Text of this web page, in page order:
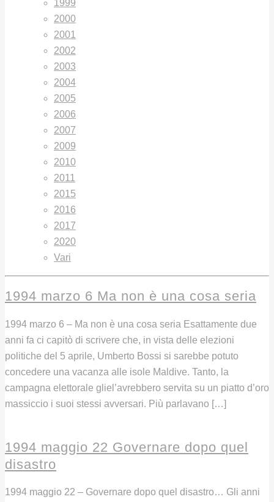
1999
2000
2001
2002
2003
2004
2005
2006
2007
2009
2010
2011
2015
2016
2017
2020
Vari
1994 marzo 6 Ma non è una cosa seria
1994 marzo 6 – Ma non è una cosa seria Esattamente due
anni fa ci capitò di scrivere che, in vista delle elezioni
politiche del 5 aprile, Umberto Bossi si sarebbe potuto
concedere una vacanza alle isole Maldive. Tanto, la
campagna elettorale gliel’avrebbero servita su un piatto d’oro
massiccio i suoi stessi avversari. Più parlavano […]
1994 maggio 22 Governare dopo quel
disastro
1994 maggio 22 – Governare dopo quel disastro… Gli anni